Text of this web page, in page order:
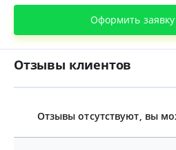
Оформить
Отзывы клиентов
Отзывы отсутствуют, вы